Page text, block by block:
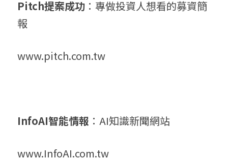
Pitch提案成功 ：專做投資人想看的募資簡
報
www.pitch.com.tw
InfoAI智能情報 ：AI知識新聞網站
www.InfoAI.com.tw